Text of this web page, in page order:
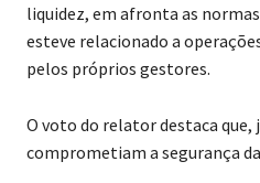
liquidez, em afronta as
esteve relacionado a
pelos próprios gestores.
O voto do relator destaca
comprometiam a segurança